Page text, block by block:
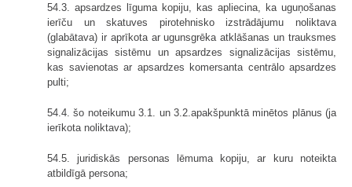
54.3. apsardzes līguma kopiju, kas apliecina, ka uguņošanas
ierīču un skatuves pirotehnisko izstrādājumu noliktava
(glabātava) ir aprīkota ar ugunsgrēka atklāšanas un trauksmes
signalizācijas sistēmu un apsardzes signalizācijas sistēmu,
kas savienotas ar apsardzes komersanta centrālo apsardzes
pulti;
54.4. šo noteikumu 3.1. un 3.2.apakšpunktā minētos plānus (ja
ierīkota noliktava);
54.5. juridiskās personas lēmuma kopiju, ar kuru noteikta
atbildīgā persona;